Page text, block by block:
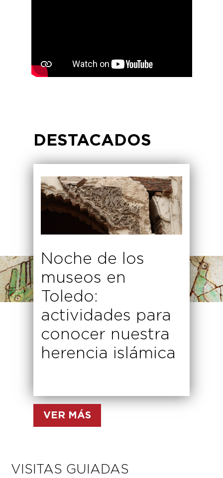
DESTACADOS
Noche de los
museos en
Toledo:
actividades para
conocer nuestra
herencia islámica
VER MÁS
VISITAS GUIADAS